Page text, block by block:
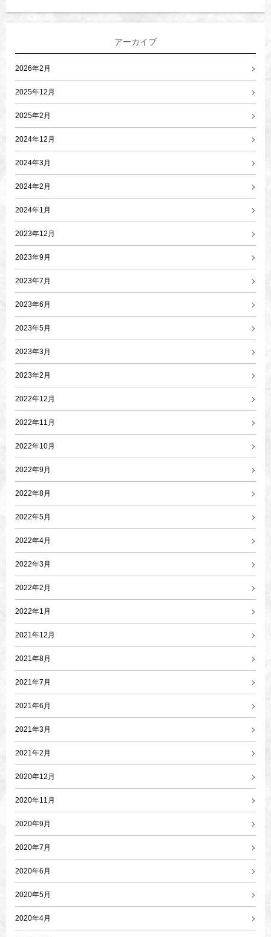
アーカイブ
2026年2月
2025年12月
2025年2月
2024年12月
2024年3月
2024年2月
2024年1月
2023年12月
2023年9月
2023年7月
2023年6月
2023年5月
2023年3月
2023年2月
2022年12月
2022年11月
2022年10月
2022年9月
2022年8月
2022年5月
2022年4月
2022年3月
2022年2月
2022年1月
2021年12月
2021年8月
2021年7月
2021年6月
2021年3月
2021年2月
2020年12月
2020年11月
2020年9月
2020年7月
2020年6月
2020年5月
2020年4月